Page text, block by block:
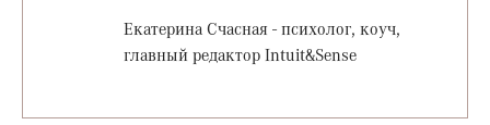
Екатерина Счасная - психолог, коуч,
главный редактор Intuit&Sense